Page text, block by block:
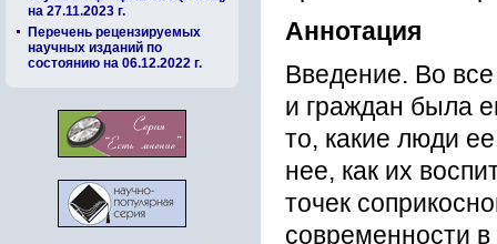
на 27.11.2023 г.
Перечень рецензируемых
научных изданий по
состоянию на 06.12.2022 г.
Аннотация
Введение. Во
и граждан была
то, какие люди
нее, как их
точек
современности